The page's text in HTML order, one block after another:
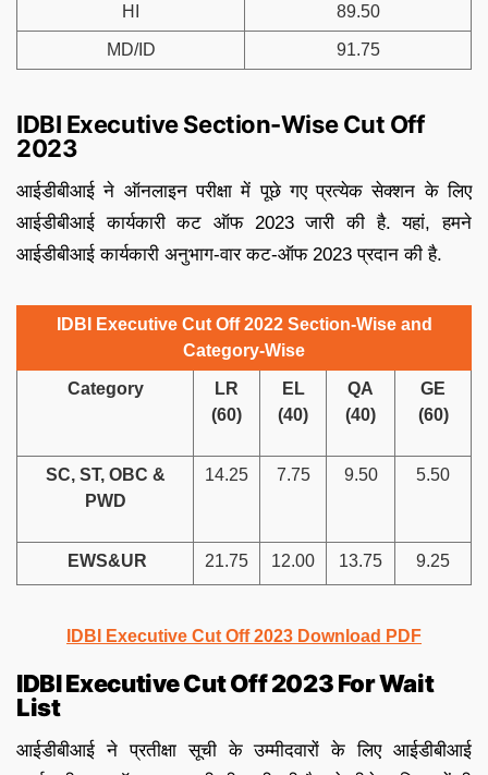
HI 89.50
MD/ID 91.75
IDBI Executive Section-Wise Cut Off
2023
आईडीबीआई ने ऑनलाइन परीक्षा में पूछे गए प्रत्येक सेक्शन के लिए
आईडीबीआई कार्यकारी कट ऑफ 2023 जारी की है. यहां, हमने
आईडीबीआई कार्यकारी अनुभाग-वार कट-ऑफ 2023 प्रदान की है.
IDBI Executive Cut Off 2022 Section-Wise and
Category-Wise
Category
LR
(60)
EL
(40)
QA
(40)
GE
(60)
SC, ST, OBC &
PWD
14.25 7.75 9.50 5.50
EWS&UR 21.75 12.00 13.75 9.25
IDBI Executive Cut Off 2023 Download PDF
IDBI Executive Cut Off 2023 For Wait
List
आईडीबीआई ने प्रतीक्षा सूची के उम्मीदवारों के लिए आईडीबीआई